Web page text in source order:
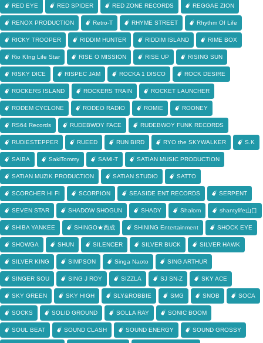
RED EYE RED SPIDER RED ZONE RECORDS REGGAE ZION
RENOX PRODUCTION Retro-T RHYME STREET Rhythm Of Life
RICKY TROOPER RIDDIM HUNTER RIDDIM ISLAND RIME BOX
Rio KIng Life Star RISE O MISSION RISE UP RISING SUN
RISKY DICE RISPEC JAM ROCKA 1 DISCO ROCK DESIRE
ROCKERS ISLAND ROCKERS TRAIN ROCKET LAUNCHER
RODEM CYCLONE RODEO RADIO ROMIE ROONEY
RS64 Records RUDEBWOY FACE RUDEBWOY FUNK RECORDS
RUDIESTEPPER RUEED RUN BIRD RYO the SKYWALKER S.K
SAIBA SakiTommy SAMI-T SATIAN MUSIC PRODUCTION
SATIAN MUZIK PRODUCTION SATIAN STUDIO SATTO
SCORCHER HI FI SCORPION SEASIDE ENT RECORDS SERPENT
SEVEN STAR SHADOW SHOGUN SHADY Shalom shantylife山口
SHIBA YANKEE SHINGO★西成 SHINING Entertainment SHOCK EYE
SHOWGA SHUN SILENCER SILVER BUCK SILVER HAWK
SILVER KING SIMPSON Singa Naoto SING ARTHUR
SINGER SOU SING J ROY SIZZLA SJ SN-Z SKY ACE
SKY GREEN SKY HIGH SLY&ROBBIE SMG SNOB SOCA
SOCKS SOLID GROUND SOLLA RAY SONIC BOOM
SOUL BEAT SOUND CLASH SOUND ENERGY SOUND GROSSY